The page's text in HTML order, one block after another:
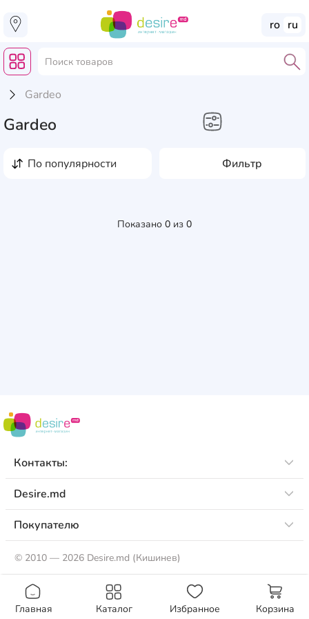
ro ru
Главная Каталог Избранное Корзина
Gardeo
Gardeo
Фильтр
по популярности
Показано 0 из 0
Контакты:
Desire.md
Покупателю
© 2010 — 2026 Desire.md (Кишинев)